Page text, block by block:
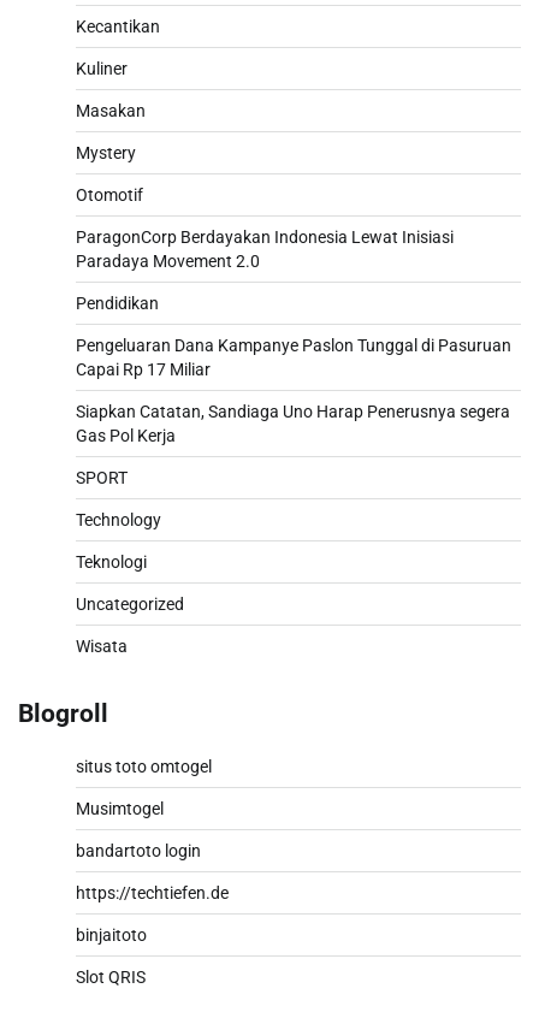
Kecantikan
Kuliner
Masakan
Mystery
Otomotif
ParagonCorp Berdayakan Indonesia Lewat Inisiasi
Paradaya Movement 2.0
Pendidikan
Pengeluaran Dana Kampanye Paslon Tunggal di Pasuruan
Capai Rp 17 Miliar
Siapkan Catatan, Sandiaga Uno Harap Penerusnya segera
Gas Pol Kerja
SPORT
Technology
Teknologi
Uncategorized
Wisata
Blogroll
situs toto omtogel
Musimtogel
bandartoto login
https://techtiefen.de
binjaitoto
Slot QRIS